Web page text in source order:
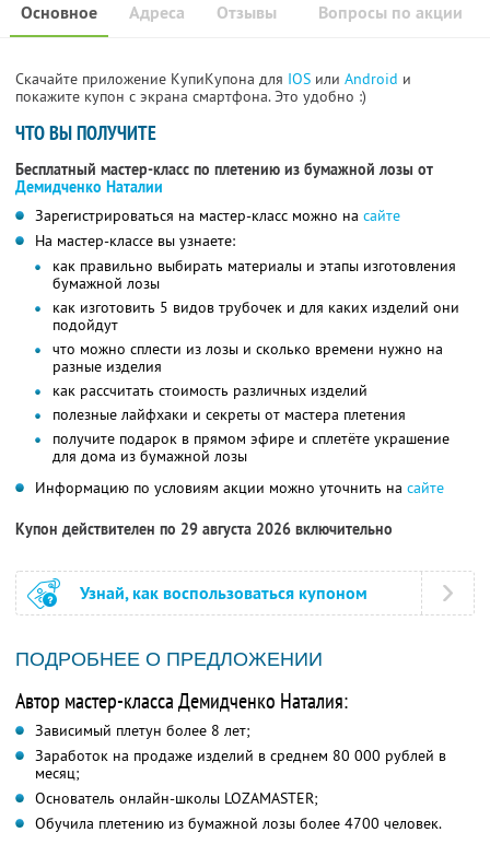
Основное Отзывы Вопросы по акции
Адреса
Скачайте приложение КупиКупона для IOS или Android и
покажите купон с экрана смартфона. Это удобно :)
ЧТО ВЫ ПОЛУЧИТЕ
Бесплатный мастер-класс по плетению из бумажной лозы от
Демидченко Наталии
Зарегистрироваться на мастер-класс можно на сайте
На мастер-классе вы узнаете:
как правильно выбирать материалы и этапы изготовления
бумажной лозы
как изготовить 5 видов трубочек и для каких изделий они
подойдут
что можно сплести из лозы и сколько времени нужно на
разные изделия
как рассчитать стоимость различных изделий
полезные лайфхаки и секреты от мастера плетения
получите подарок в прямом эфире и сплетёте украшение
для дома из бумажной лозы
Информацию по условиям акции можно уточнить на сайте
Купон действителен по 29 августа 2026 включительно
Узнай, как воспользоваться купоном
ПОДРОБНЕЕ О ПРЕДЛОЖЕНИИ
Автор мастер-класса Демидченко Наталия:
Зависимый плетун более 8 лет;
Заработок на продаже изделий в среднем 80 000 рублей в
месяц;
Основатель онлайн-школы LOZAMASTER;
Обучила плетению из бумажной лозы более 4700 человек.